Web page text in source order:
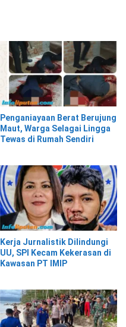
Penganiayaan Berat Berujung
Maut, Warga Selagai Lingga
Tewas di Rumah Sendiri
Kerja Jurnalistik Dilindungi
UU, SPI Kecam Kekerasan di
Kawasan PT IMIP